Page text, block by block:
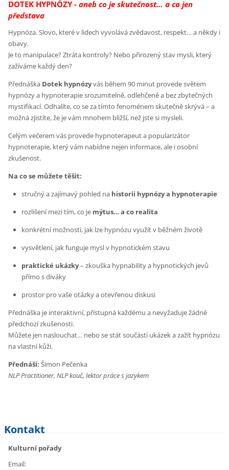
DOTEK HYPNÓZY -aneb co je skutečnost… a co jen
představa
Hypnóza. Slovo, které v lidech vyvolává zvědavost, respekt… a někdy i
obavy.
Je to manipulace? Ztráta kontroly? Nebo přirozený stav mysli, který
zažíváme každý den?
Přednáška Dotek hypnózyvás během 90 minut provede světem
hypnózy a hypnoterapie srozumitelně, odlehčeně a bez zbytečných
mystifikací. Odhalíte, co se za tímto fenoménem skutečně skrývá – a
možná zjistíte, že je vám mnohem bližší, než jste si mysleli.
Celým večerem vás provede hypnoterapeut a popularizátor
hypnoterapie, který vám nabídne nejen informace, ale i osobní
zkušenost.
Na co se můžete těšit:
stručný a zajímavý pohled na historii hypnózy a hypnoterapie
rozlišení mezi tím, co je mýtus… a co realita
konkrétní možnosti, jak lze hypnózu využít v běžném životě
vysvětlení, jak funguje mysl v hypnotickém stavu
praktické ukázky– zkouška hypnability a hypnotických jevů
přímo s diváky
prostor pro vaše otázky a otevřenou diskusi
Přednáška je interaktivní, přístupná každému a nevyžaduje žádné
předchozí zkušenosti.
Můžete jen naslouchat… nebo se stát součástí ukázek a zažít hypnózu
na vlastní kůži.
Přednáší: Šimon Pečenka
NLP Practitioner, NLP kouč, lektor práce s jazykem
Kontakt
Kulturní pořady
Email: